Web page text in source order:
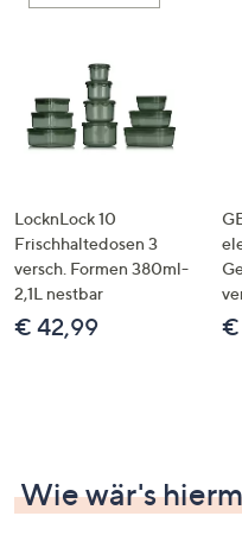
oder
auf
Touch-
links
bzw.
rechts,
um
diese
LocknLock 10
Frischhaltedosen 3
versch. Formen 380ml-
2,1L nestbar
€ 42,99 €
Wie wär's